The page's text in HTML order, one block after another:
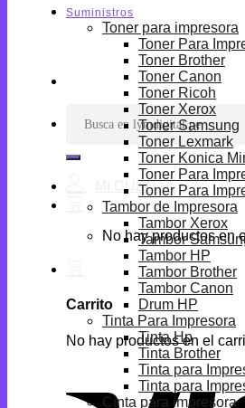
por:
No hay productos en
Carrito
No hay productos en el
Suministros
Toner para impresora
Toner Para
Toner Brother
Toner Canon
Toner Ricoh
Toner Xerox
Toner Samsung
Toner Lexmark
Toner Konica
Toner Para
Toner Para
Tambor de Impresora
Tambor Xerox
Tambor
Tambor HP
Tambor Brother
Tambor Canon
Drum HP
Tinta Para Impresora
Tinta Hp
Tinta Brother
Tinta para
Tinta para
Cinta para impresora